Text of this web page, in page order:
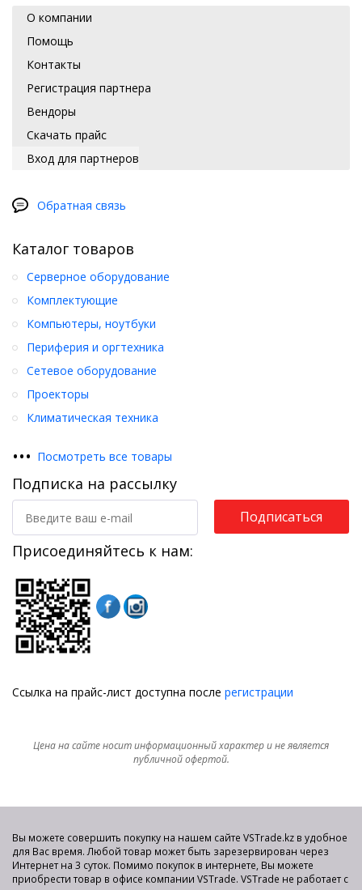
О компании
Помощь
Контакты
Регистрация партнера
Вендоры
Скачать прайс
Вход для партнеров
Обратная связь
Каталог товаров
Серверное оборудование
Комплектующие
Компьютеры, ноутбуки
Периферия и оргтехника
Сетевое оборудование
Проекторы
Климатическая техника
••• Посмотреть все товары
Подписка на рассылку
Подписаться
Присоединяйтесь к нам:
Ссылка на прайс-лист доступна после регистрации
Цена на сайте носит информационный характер и не является
публичной офертой.
Вы можете совершить покупку на нашем сайте VSTrade.kz в удобное
для Вас время. Любой товар может быть зарезервирован через
Интернет на 3 суток. Помимо покупок в интернете, Вы можете
приобрести товар в офисе компании VSTrade. VSTrade не работает с